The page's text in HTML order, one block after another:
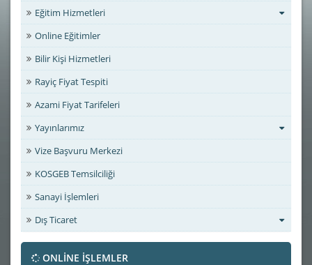
Eğitim Hizmetleri
Online Eğitimler
Bilir Kişi Hizmetleri
Rayiç Fiyat Tespiti
Azami Fiyat Tarifeleri
Yayınlarımız
Vize Başvuru Merkezi
KOSGEB Temsilciliği
Sanayi İşlemleri
Dış Ticaret
ONLİNE İŞLEMLER